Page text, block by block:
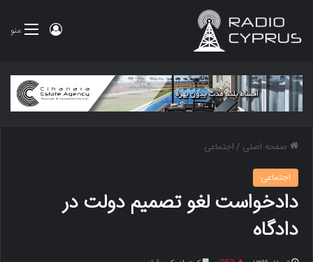
منو ورود
صفحه اصلی /اجتماعی
اجتماعی
دادخواست لغو تصمیم دولت در
دادگاه